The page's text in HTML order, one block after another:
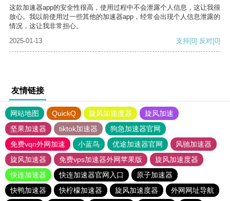
这款加速器app的安全性很高，使用过程中不会泄露个人信息，这让我很
放心。我以前使用过一些其他的加速器app，经常会出现个人信息泄露的
情况，这让我非常担心。
2025-01-13
支持[0] 反对[0]
友情链接
网站地图 QuickQ 旋风加速度器
旋风加速
坚果加速器
tiktok加速器
狗急加速器官网
免费vqn外网加速
小蓝鸟 优途加速器官网
风驰加速器
旋风加速器
免费vps加速器外网苹果版
旋风加速度器
快连加速器
快连加速器官网入口
原子加速器
快鸭加速器
快柠檬加速器 旋风加速度器
外网网址导航